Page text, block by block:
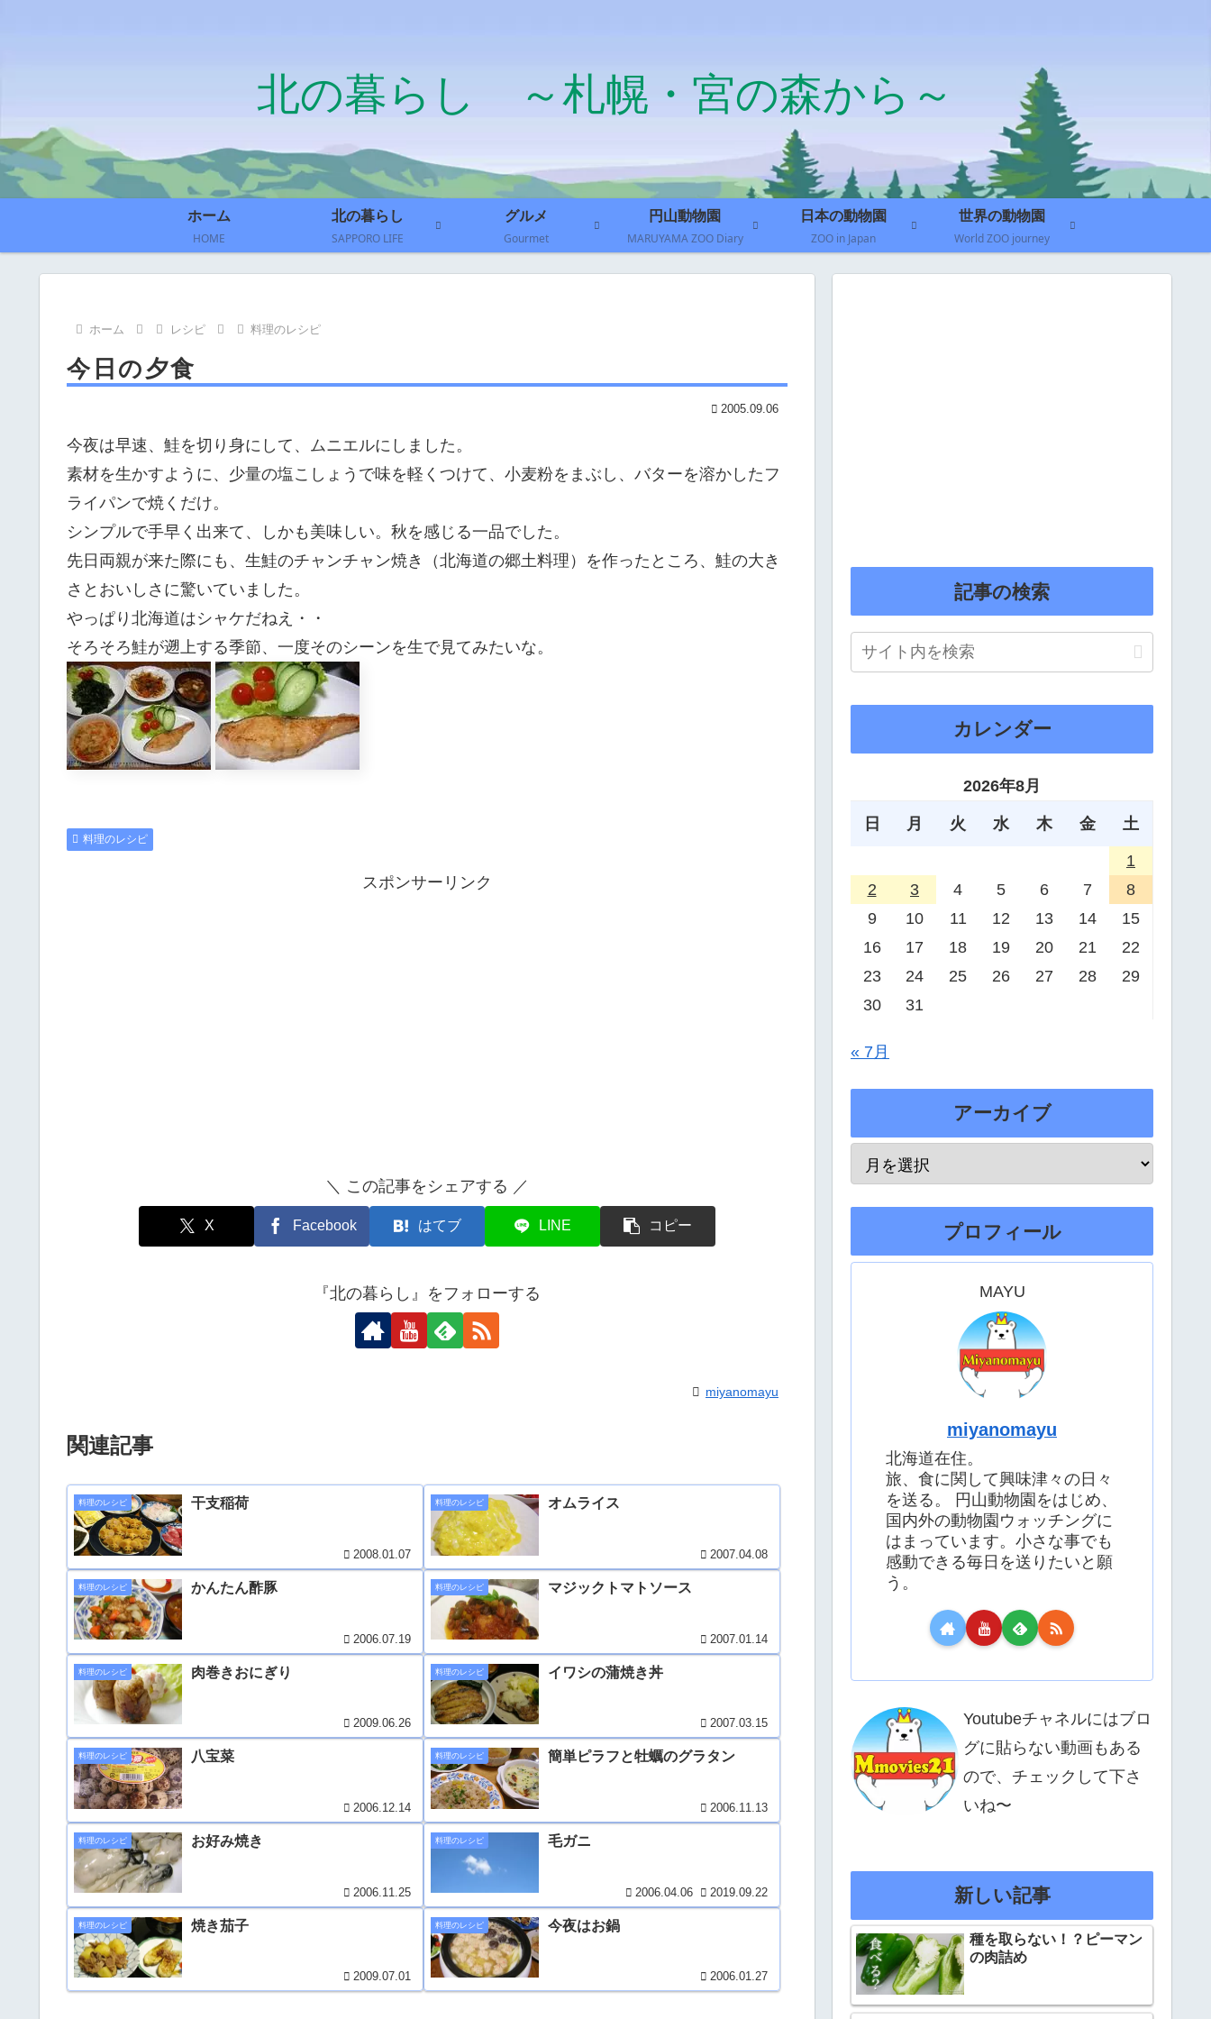
北の暮らし ～札幌・宮の森から～
ホーム
HOME
北の暮らし
SAPPORO LIFE
グルメ
Gourmet
円山動物園
MARUYAMA ZOO Diary
日本の動物園
ZOO in Japan
世界の動物園
World ZOO journey
ホーム レシピ 料理のレシピ
今日の夕食
2005.09.06
今夜は早速、鮭を切り身にして、ムニエルにしました。
素材を生かすように、少量の塩こしょうで味を軽くつけて、小麦粉をまぶし、バターを溶かしたフ
ライパンで焼くだけ。
シンプルで手早く出来て、しかも美味しい。秋を感じる一品でした。
先日両親が来た際にも、生鮭のチャンチャン焼き（北海道の郷土料理）を作ったところ、鮭の大き
さとおいしさに驚いていました。
やっぱり北海道はシャケだねえ・・
そろそろ鮭が遡上する季節、一度そのシーンを生で見てみたいな。
料理のレシピ
スポンサーリンク
＼ この記事をシェアする ／
X Facebook はてブ LINE コピー
『北の暮らし』をフォローする
miyanomayu
関連記事
料理のレシピ 干支稲荷
2008.01.07
料理のレシピ オムライス
2007.04.08
料理のレシピ かんたん酢豚
2006.07.19
料理のレシピ マジックトマトソース
2007.01.14
料理のレシピ 肉巻きおにぎり
2009.06.26
料理のレシピ イワシの蒲焼き丼
2007.03.15
料理のレシピ 八宝菜
2006.12.14
料理のレシピ 簡単ピラフと牡蠣のグラタン
2006.11.13
料理のレシピ お好み焼き
2006.11.25
料理のレシピ 毛ガニ
2006.04.06 2019.09.22
料理のレシピ 焼き茄子
2009.07.01
料理のレシピ 今夜はお鍋
2006.01.27
記事の検索
カレンダー
2026年8月
日 月 火 水 木 金 土
1
2
3 4 5 6 7
8
9
10 11 12 13 14
15
16
17 18 19 20 21
22
23
24 25 26 27 28
29
30
31
« 7月
アーカイブ
プロフィール
MAYU
miyanomayu
北海道在住。
旅、食に関して興味津々の日々
を送る。 円山動物園をはじめ、
国内外の動物園ウォッチングに
はまっています。小さな事でも
感動できる毎日を送りたいと願
う。
Youtubeチャネルにはブロ
グに貼らない動画もある
ので、チェックして下さ
いね〜
新しい記事
種を取らない！？ピーマン
の肉詰め